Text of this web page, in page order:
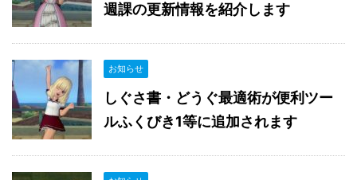
週課の更新情報を紹介します
お知らせ
しぐさ書・どうぐ最適術が便利ツー
ルふくびき1等に追加されます